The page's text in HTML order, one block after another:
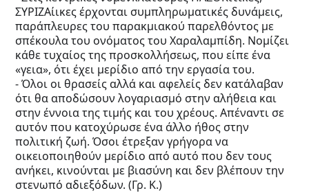
ΣΥΡΙΖΑίικες έρχονται συμπληρωματικέςδυνάμεις,
παράπλευρες του παρακμιακού παρελθόντος με
σπέκουλα του ονόματος του Χαραλαμπίδη. Νομίζει
κάθε τυχαίος της προσκολλήσεως, που είπε ένα
«γεια», ότι έχει μερίδιο από την εργασία του.
- Όλοι οι θρασείς αλλά και αφελείς δεν κατάλαβαν
ότι θα αποδώσουν λογαριασμό στην αλήθεια και
στην έννοια της τιμής και του χρέους. Απέναντι σε
αυτόν που κατοχύρωσε ένα άλλο ήθος στην
πολιτική ζωή. Όσοι έτρεξαν γρήγορα να
οικειοποιηθούν μερίδιο από αυτό που δεν τους
ανήκει, κινούνται με βιασύνη και δεν βλέπουν την
στενωπό αδιεξόδων. (Γρ. Κ.)